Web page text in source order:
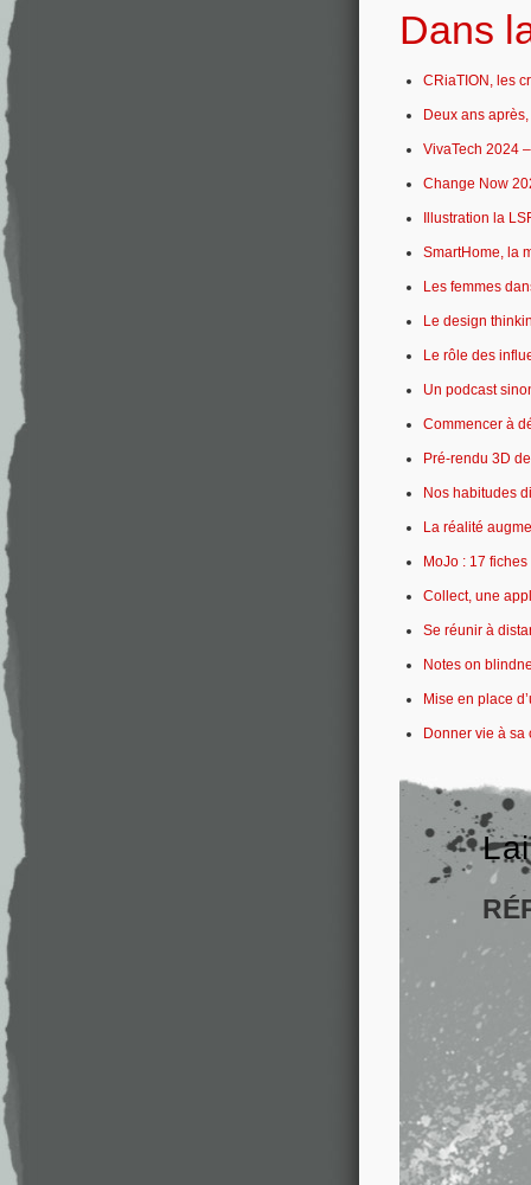
Dans
CRiaTION, les
Deux ans
VivaTech 2024
Change Now
Illustration la
SmartHome, la
Les femmes
Le design
Le rôle des
Un podcast
Commencer à
Pré-rendu 3D
Nos habitudes
La réalité
MoJo : 17
Collect, une
Se réunir à
Notes on
Mise en place
Donner vie à